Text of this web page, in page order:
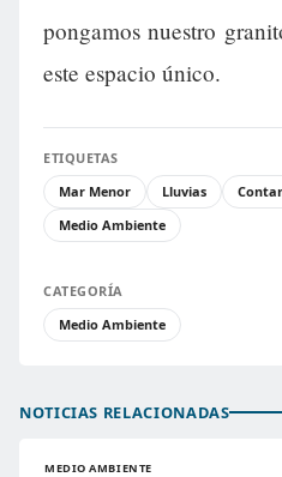
pongamos nuestro
este espacio único.
ETIQUETAS
Mar Menor
Lluvias
Medio Ambiente
CATEGORÍA
Medio Ambiente
NOTICIAS RELACIONADAS
MEDIO AMBIENTE